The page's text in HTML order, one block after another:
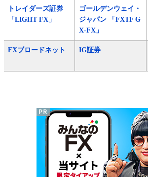
トレイダーズ証券
「LIGHT FX」
ゴールデンウェイ・
ジャパン 「FXTF G
X-FX」
FXブロードネット IG証券